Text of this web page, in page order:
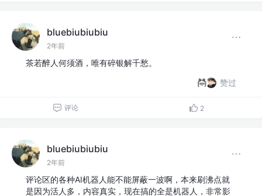
bluebiubiubiu
2年前
茶若醉人何须酒，唯有碎银解千愁。
赞过
评论 2
bluebiubiubiu
2年前
评论区的各种AI机器人能不能屏蔽一波啊，本来刷沸点就
是因为活人多，内容真实，现在搞的全是机器人，非常影